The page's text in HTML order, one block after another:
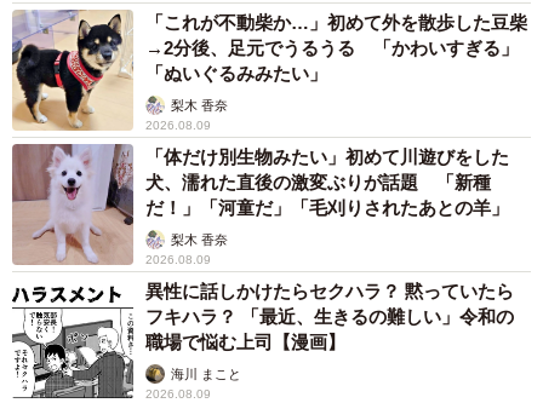
「これが不動柴か…」初めて外を散歩した豆柴
→2分後、足元でうるうる 「かわいすぎる」
「ぬいぐるみみたい」
梨木 香奈
2026.08.09
「体だけ別生物みたい」初めて川遊びをした
犬、濡れた直後の激変ぶりが話題 「新種
だ！」「河童だ」「毛刈りされたあとの羊」
梨木 香奈
2026.08.09
異性に話しかけたらセクハラ？ 黙っていたら
フキハラ？ 「最近、生きるの難しい」令和の
職場で悩む上司【漫画】
海川 まこと
2026.08.09